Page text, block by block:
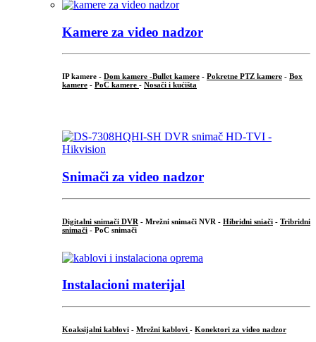
Kamere za video nadzor
IP kamere - Dom kamere -Bullet kamere - Pokretne PTZ kamere - Box
kamere - PoC kamere - Nosači i kućišta
Snimači za video nadzor
Digitalni snimači DVR - Mrežni snimači NVR - Hibridni sniači - Tribridni
snimači - PoC snimači
Instalacioni materijal
Koaksijalni kablovi - Mrežni kablovi - Konektori za video nadzor